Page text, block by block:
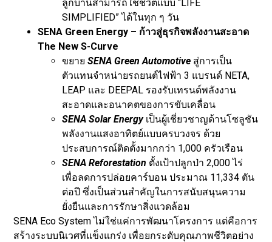
ลูกบ้านสามารถใช้ชีวิตแบบ “LIFE
SIMPLIFIED” ได้ในทุก ๆ วัน
SENA Green Energy – ก้าวสู่ธุรกิจพลังงานสะอาด
The New S-Curve
ขยายSENA Green Automotive สู่การเป็น
ตัวแทนจำหน่ายรถยนต์ไฟฟ้า 3 แบรนด์ NETA,
LEAP และ DEEPAL รองรับเทรนด์พลังงาน
สะอาดและอนาคตของการขับเคลื่อน
SENA Solar Energyเป็นผู้เชี่ยวชาญด้านโซลูชัน
พลังงานแสงอาทิตย์แบบครบวงจร ด้วย
ประสบการณ์ติดตั้งมากกว่า 1,000 ครัวเรือน
SENA Reforestation ตั้งเป้าปลูกป่า 2,000 ไร่
เพื่อลดการปล่อยคาร์บอน ประมาณ 11,334 ตัน
ต่อปี ซึ่งเป็นส่วนสำคัญในการสนับสนุนความ
ยั่งยืนและการรักษาสิ่งแวดล้อม
SENA Eco System ไม่ใช่แค่การพัฒนาโครงการ แต่คือการ
สร้างระบบนิเวศที่แข็งแกร่ง เพื่อยกระดับคุณภาพชีวิตอย่าง